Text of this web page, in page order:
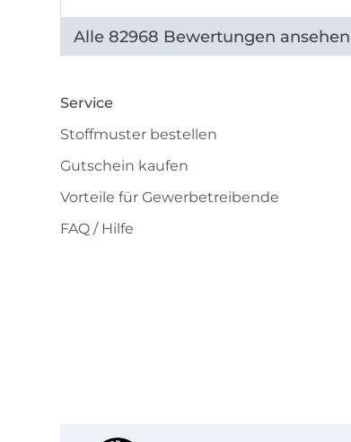
Alle 82968 Bewertungen ansehen
Service
Stoffmuster bestellen
Gutschein kaufen
Vorteile für Gewerbetreibende
FAQ / Hilfe